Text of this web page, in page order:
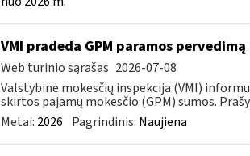
VMI pradeda GPM paramos
Web turinio sąrašas 2026-07-08
Valstybinė mokesčių inspekcija (VMI)
skirtos pajamų mokesčio (GPM) sumos.
Metai: 2026 Pagrindinis: Naujiena